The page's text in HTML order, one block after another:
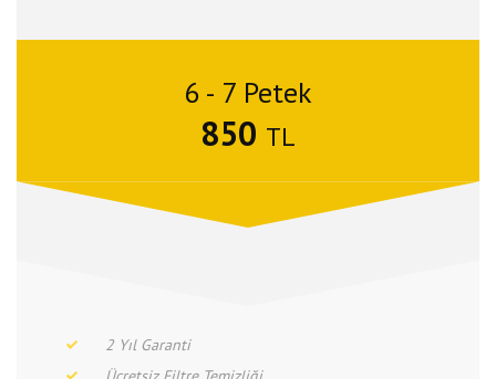
6 - 7 Petek
850 TL
2 Yıl Garanti